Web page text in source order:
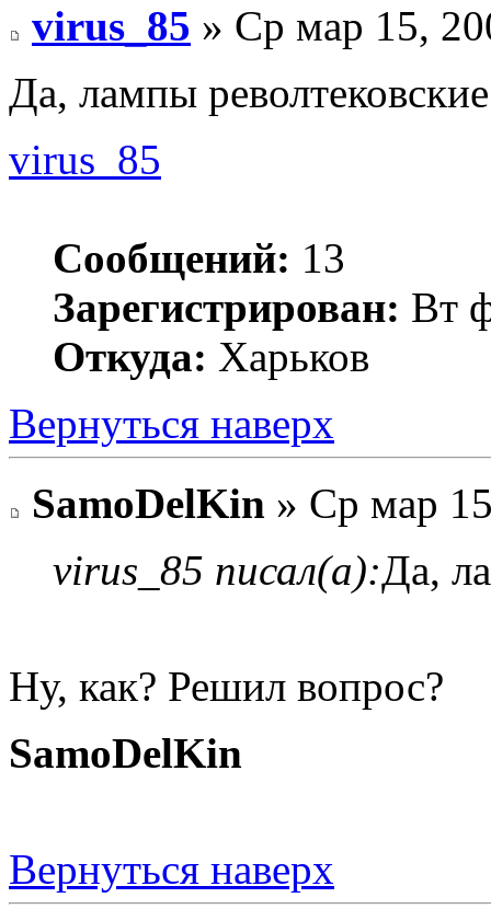
virus_85 » Ср мар 15,
Да, лампы
virus_85
Сообщений: 13
Зарегистрирован: Вт
Откуда: Харьков
Вернуться наверх
SamoDelKin » Ср мар
virus_85 писал(а):Да,
Ну, как? Решил вопрос?
SamoDelKin
Вернуться наверх